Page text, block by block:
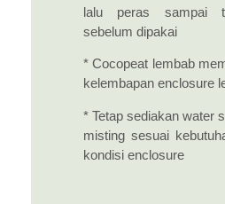
lalu peras sampai
sebelum dipakai
* Cocopeat lembab
kelembapan enclosure
* Tetap sediakan water
misting sesuai
kondisi enclosure